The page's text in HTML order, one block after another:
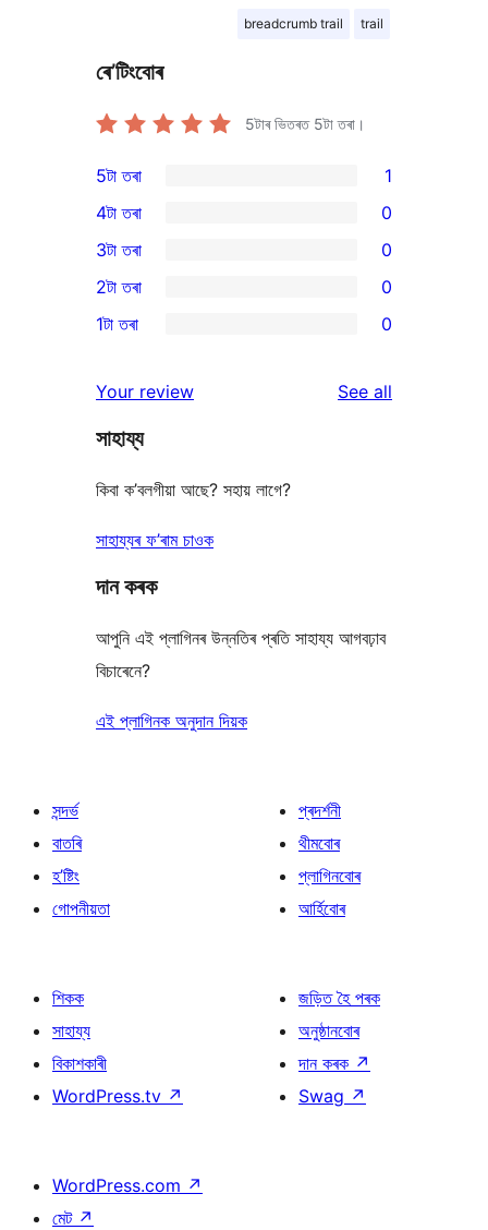
breadcrumb trail trail
ৰে’টিংবোৰ
5টাৰ ভিতৰত 5টা তৰা।
1
5-
star
review
5টা তৰা 1
4-
star
reviews
4টা তৰা 0
0
3-
star
3টা তৰা 0
2-
reviews
2টা তৰা 0
star
reviews
1টা তৰা 0
Your review See all
সাহায্য
কিবা ক’বলগীয়া আছে? সহায় লাগে?
সাহায্যৰ ফ’ৰাম চাওক
দান কৰক
আপুনি এই প্লাগিনৰ উন্নতিৰ প্ৰতি সাহায্য আগবঢ়াব
বিচাৰেনে?
এই প্লাগিনক অনুদান দিয়ক
সন্দৰ্ভ
বাতৰি
হ’ষ্টিং
গোপনীয়তা
প্ৰদৰ্শনী
থীমবোৰ
প্লাগিনবোৰ
আৰ্হিবোৰ
শিকক
সাহায্য
বিকাশকাৰী
WordPress.tv ↗
জড়িত হৈ পৰক
অনুষ্ঠানবোৰ
দান কৰক ↗
Swag ↗
WordPress.com ↗
মেট ↗